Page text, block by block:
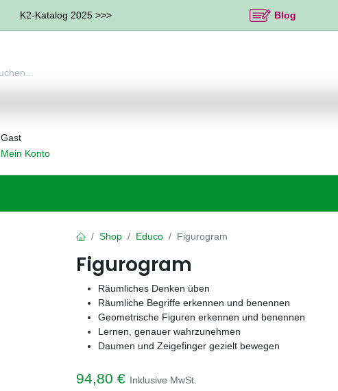
K2-Katalog 2025 >>> Blog
Gast
Mein Konto
Shop Educo Figurogram
Figurogram
Räumliches Denken üben
Räumliche Begriffe erkennen und benennen
Geometrische Figuren erkennen und benennen
Lernen, genauer wahrzunehmen
Daumen und Zeigefinger gezielt bewegen
94,80 € Inklusive MwSt.